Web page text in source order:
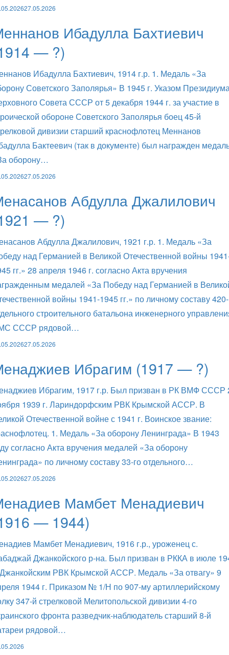
27.05.2026
Ибадулла Бахтиевич
— ?)
Ибадулла Бахтиевич, 1914 г.р. 1. Медаль «За
Советского Заполярья» В 1945 г. Указом
Совета СССР от 5 декабря 1944 г. за участие в
обороне Советского Заполярья боец 45-й
дивизии старший краснофлотец Меннанов
Бактеевич (так в документе) был награжден
оборону…
27.05.2026
Абдулла Джалилович
— ?)
Абдулла Джалилович, 1921 г.р. 1. Медаль «За
над Германией в Великой Отечественной войны
гг.» 28 апреля 1946 г. согласно Акта вручения
медалей «За Победу над Германией в
войны 1941-1945 гг.» по личному составу
строительного батальона инженерного
СССР рядовой…
27.05.2026
Ибрагим (1917 — ?)
Ибрагим, 1917 г.р. Был призван в РК ВМФ СССР
1939 г. Лариндорфским РВК Крымской АССР. В
Отечественной войне с 1941 г. Воинское звание:
1. Медаль «За оборону Ленинграда» В 1943
согласно Акта вручения медалей «За оборону
по личному составу 33-го отдельного…
27.05.2026
Мамбет Менадиевич
— 1944)
Мамбет Менадиевич, 1916 г.р., уроженец с.
Джанкойского р-на. Был призван в РККА в июле
РВК Крымской АССР. Медаль «За отвагу» 9
1944 г. Приказом № 1/Н по 907-му артиллерийскому
347-й стрелковой Мелитопольской дивизии 4-го
фронта разведчик-наблюдатель старший 8-й
рядовой…